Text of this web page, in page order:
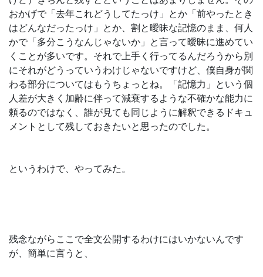
おかげで「去年これどうしてたっけ」とか「前やったとき
はどんなだったっけ」とか、割と曖昧な記憶のまま、何人
かで「多分こうなんじゃないか」と言って曖昧に進めてい
くことが多いです。それで上手く行ってるんだろうから別
にそれがどうっていうわけじゃないですけど、僕自身が関
わる部分についてはもうちょっとね。「記憶力」という個
人差が大きく加齢に伴って減衰するような不確かな能力に
頼るのではなく、誰が見ても同じように解釈できるドキュ
メントとして残しておきたいと思ったのでした。
というわけで、やってみた。
残念ながらここで全文公開するわけにはいかないんです
が、簡単に言うと、